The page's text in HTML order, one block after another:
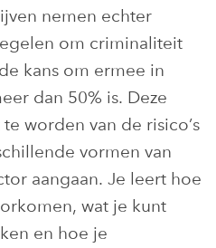
nemen echter
om criminaliteit
kans om ermee in
dan 50% is. Deze
worden van de risico’s
vormen van
aangaan. Je leert hoe
wat je kunt
en hoe je